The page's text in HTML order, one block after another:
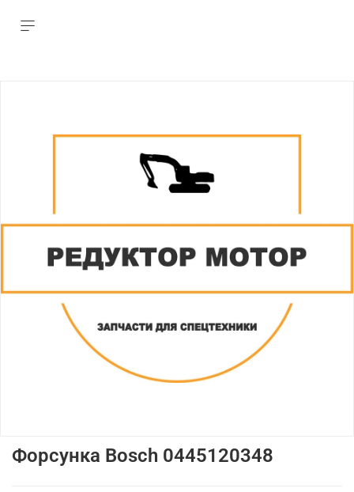
Форсунка Bosch 0445120348